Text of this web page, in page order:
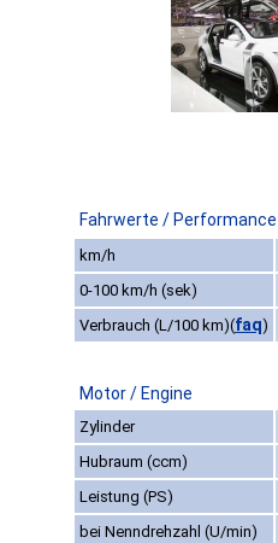
Fahrwerte / Performance
km/h
0-100 km/h (sek)
Verbrauch (L/100 km)(faq)
Motor / Engine
Zylinder
Hubraum (ccm)
Leistung (PS)
bei Nenndrehzahl (U/min)